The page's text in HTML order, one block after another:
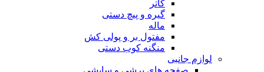
کاتر
گیره و پیچ دستی
ماله
مفتول بر و پولی کش
منگنه کوب دستی
لوازم جانبی
صفحه های برشی و سایشی